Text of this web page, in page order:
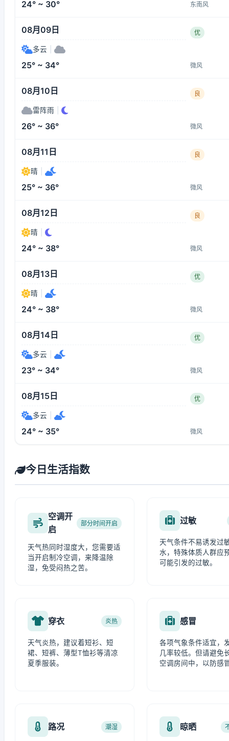
24° ~ 30° 东南风
08月09日 优
多云
25° ~ 34° 微风
08月10日 良
雷阵雨
26° ~ 36° 微风
08月11日 良
晴
25° ~ 36° 微风
08月12日 良
晴
24° ~ 38° 微风
08月13日 优
晴
24° ~ 38° 微风
08月14日 优
多云
23° ~ 34° 微风
08月15日 优
多云
24° ~ 35° 微风
今日生活指数
空调开
启
部分时间开启
天气热同时湿度大，您需要适
当开启制冷空调，来降温除
湿，免受闷热之苦。
过敏
天气条件不易诱发过
水，特殊体质人群应
可能引发的过敏。
穿衣 炎热
天气炎热，建议着短衫、短
裙、短裤、薄型T恤衫等清凉
夏季服装。
感冒
各项气象条件适宜，
几率较低。但请避免
空调房间中，以防感
路况 潮湿 晾晒